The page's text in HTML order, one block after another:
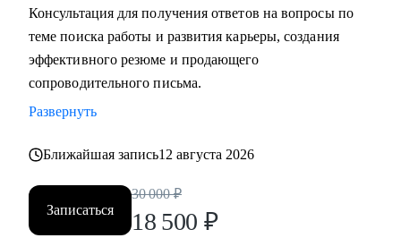
Мидл и топ руководители.
• CEO/Генеральный директор
• Операционный директор/Исполнительный директор
• Коммерческий директор/Директор по продажам
• CFO/ Финансовый директор
• Директор по производству
• ИТ-директор
• Директор по логистике и закупкам
• Директор по стратегическому развитию
Консультация для получения ответов на вопросы по
теме поиска работы и развития карьеры, создания
эффективного резюме и продающего
сопроводительного письма.
Развернуть
Ближайшая запись12 августа 2026
Записаться
30 000 ₽
18 500 ₽